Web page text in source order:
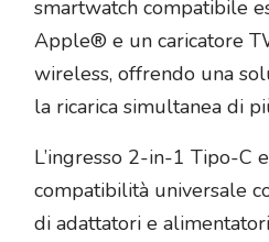
smartwatch compatibile
Apple® e un caricatore
wireless, offrendo una
la ricarica simultanea di
L’ingresso 2-in-1 Tipo-C
compatibilità universale
di adattatori e